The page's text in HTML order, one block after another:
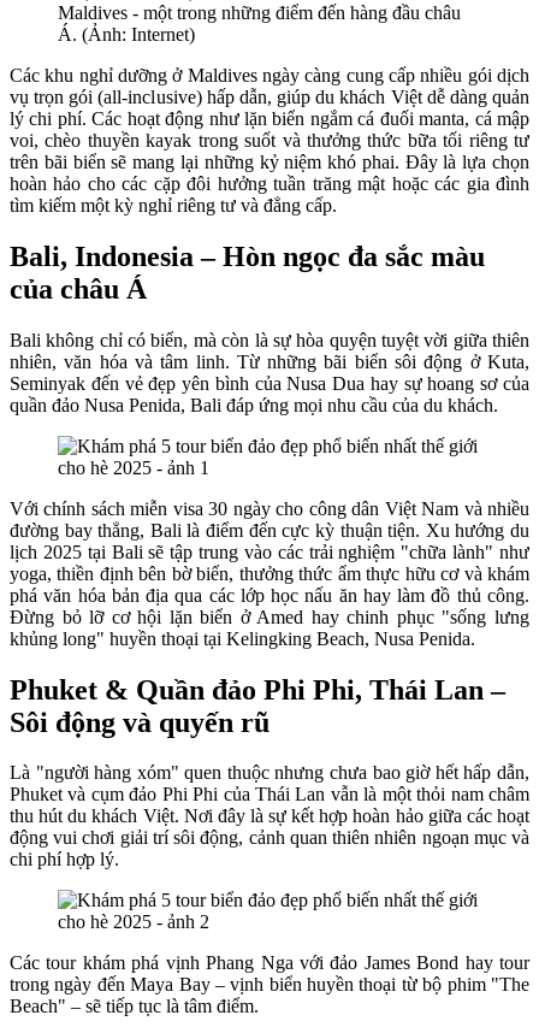
Maldives - một trong những điểm đến hàng đầu châu
Á. (Ảnh: Internet)
Các khu nghỉ dưỡng ở Maldives ngày càng cung cấp nhiều gói dịch
vụ trọn gói (all-inclusive) hấp dẫn, giúp du khách Việt dễ dàng quản
lý chi phí. Các hoạt động như lặn biển ngắm cá đuối manta, cá mập
voi, chèo thuyền kayak trong suốt và thưởng thức bữa tối riêng tư
trên bãi biển sẽ mang lại những kỷ niệm khó phai. Đây là lựa chọn
hoàn hảo cho các cặp đôi hưởng tuần trăng mật hoặc các gia đình
tìm kiếm một kỳ nghỉ riêng tư và đẳng cấp.
Bali, Indonesia – Hòn ngọc đa sắc màu
của châu Á
Bali không chỉ có biển, mà còn là sự hòa quyện tuyệt vời giữa thiên
nhiên, văn hóa và tâm linh. Từ những bãi biển sôi động ở Kuta,
Seminyak đến vẻ đẹp yên bình của Nusa Dua hay sự hoang sơ của
quần đảo Nusa Penida, Bali đáp ứng mọi nhu cầu của du khách.
Với chính sách miễn visa 30 ngày cho công dân Việt Nam và nhiều
đường bay thẳng, Bali là điểm đến cực kỳ thuận tiện. Xu hướng du
lịch 2025 tại Bali sẽ tập trung vào các trải nghiệm "chữa lành" như
yoga, thiền định bên bờ biển, thưởng thức ẩm thực hữu cơ và khám
phá văn hóa bản địa qua các lớp học nấu ăn hay làm đồ thủ công.
Đừng bỏ lỡ cơ hội lặn biển ở Amed hay chinh phục "sống lưng
khủng long" huyền thoại tại Kelingking Beach, Nusa Penida.
Phuket & Quần đảo Phi Phi, Thái Lan –
Sôi động và quyến rũ
Là "người hàng xóm" quen thuộc nhưng chưa bao giờ hết hấp dẫn,
Phuket và cụm đảo Phi Phi của Thái Lan vẫn là một thỏi nam châm
thu hút du khách Việt. Nơi đây là sự kết hợp hoàn hảo giữa các hoạt
động vui chơi giải trí sôi động, cảnh quan thiên nhiên ngoạn mục và
chi phí hợp lý.
Các tour khám phá vịnh Phang Nga với đảo James Bond hay tour
trong ngày đến Maya Bay – vịnh biển huyền thoại từ bộ phim "The
Beach" – sẽ tiếp tục là tâm điểm.